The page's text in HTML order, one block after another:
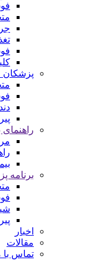
پزشکان
راهنمای
برنامه
اخبار
مقالات
تماس با